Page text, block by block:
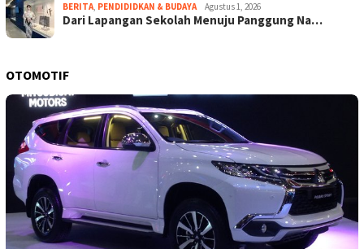
BERITA, PENDIDIDKAN & BUDAYA Agustus 1, 2026
Dari Lapangan Sekolah Menuju Panggung Na…
OTOMOTIF